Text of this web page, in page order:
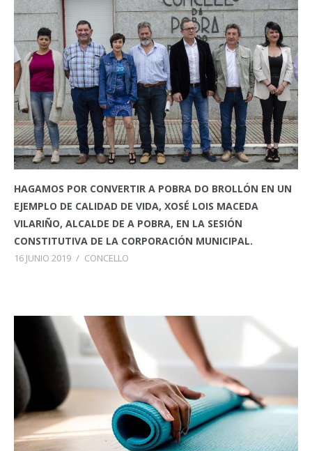
HAGAMOS POR CONVERTIR A POBRA DO BROLLÓN EN UN
EJEMPLO DE CALIDAD DE VIDA, XOSÉ LOIS MACEDA
VILARIÑO, ALCALDE DE A POBRA, EN LA SESIÓN
CONSTITUTIVA DE LA CORPORACIÓN MUNICIPAL.
16 JUNIO 2019 / CONCELLO